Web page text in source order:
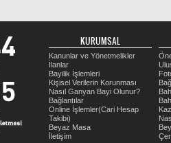
KURUMSAL
Kanunlar ve Yönetmelikler
İlanlar
Bayilik İşlemleri
Kişisel Verilerin Korunması
Nasıl Ganyan Bayi Olunur?
Bağlantılar
Online İşlemler(Cari Hesap
Takibi)
Beyaz Masa
İletişim